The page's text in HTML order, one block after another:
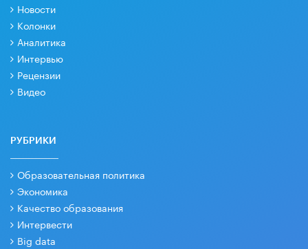
Новости
Колонки
Аналитика
Интервью
Рецензии
Видео
РУБРИКИ
Образовательная политика
Экономика
Качество образования
Интервести
Big data